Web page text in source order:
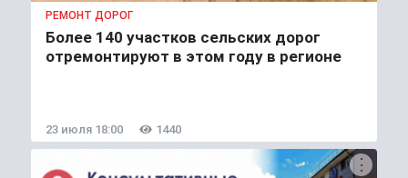
РЕМОНТ ДОРОГ
Более 140 участков сельских дорог
отремонтируют в этом году в регионе
23 июля 18:00 1440